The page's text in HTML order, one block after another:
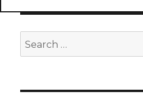
Search
for: